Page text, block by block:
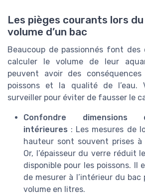
Les pièges courants lors
volume d’un bac
Beaucoup de passionnés font des
calculer le volume de leur
peuvent avoir des
poissons et la qualité de l’eau.
surveiller pour éviter de fausser le
Confondre dimensions
intérieures : Les mesures de
hauteur sont souvent prises à
Or, l’épaisseur du verre réduit
disponible pour les poissons. Il
de mesurer à l’intérieur du
volume en litres.